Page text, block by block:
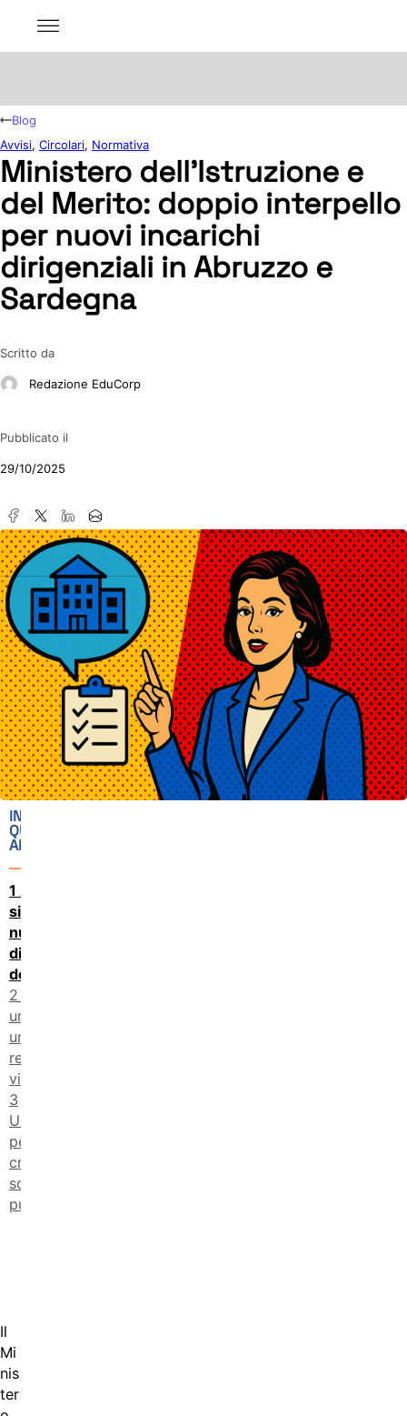
Ministero dell’Istruzione e
del Merito: doppio interpello
per nuovi incarichi
dirigenziali in Abruzzo e
Sardegna
Scritto da
Redazione EduCorp
Pubblicato il
29/10/2025
Blog
Avvisi, Circolari, Normativa
IN
QUESTO
ARTICOLO
Abruzzo:
si cerca il
nuovo
direttore
dell’Ufficio I
un incarico e
una
reggenza in
vista
Un’occasione
per chi
crede nella
scuola
pubblica
Il
Mi
nis
ter